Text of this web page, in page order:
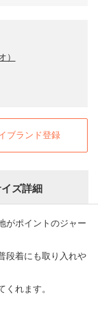
）
ブランド登録
ズ詳細
がポイントのジャー
段着にも取り入れや
れます。